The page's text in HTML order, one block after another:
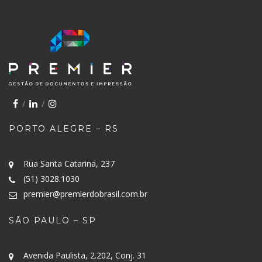
PORTO ALEGRE – RS
Rua Santa Catarina, 237
(51) 3028.1030
premier@premierdobrasil.com.br
SÃO PAULO – SP
Avenida Paulista, 2.202, Conj. 31